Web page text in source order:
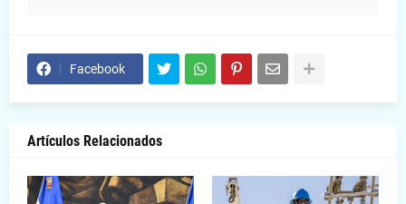
Facebook
Artículos Relacionados